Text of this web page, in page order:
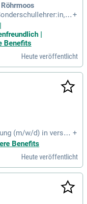
L
Gymnasi
Heilpädagogische F
und Soziales
+
|
Benefits
Heute veröffentlicht
(m/w/d) in versch
Fachlehrerstunde
und Eltern in fachl
+
Benefits
Heute veröffentlicht